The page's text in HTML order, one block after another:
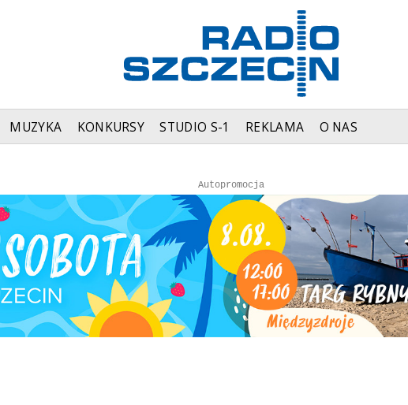
MUZYKA KONKURSY STUDIO S-1 REKLAMA O NAS
Autopromocja
Autopromocja
Reklama